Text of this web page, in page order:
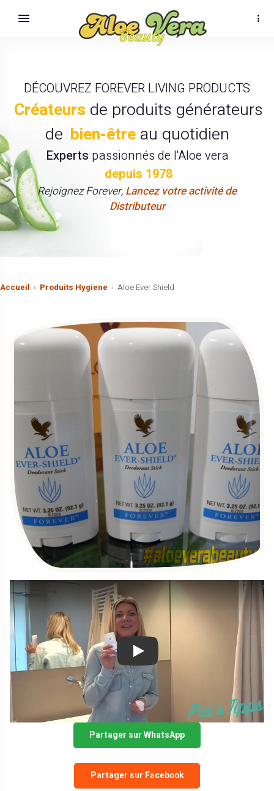
DÉCOUVREZ FOREVER LIVING PRODUCTS
Créateurs de produits générateurs
de bien-êtreau quotidien
Experts passionnés de l'Aloe vera
depuis 1978
Rejoignez Forever, Lancez votre activité de
Distributeur
Accueil Produits Hygiene Aloe Ever Shield
Play
Partager sur WhatsApp
Partager sur Facebook